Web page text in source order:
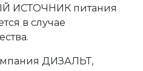
ИСТОЧНИК питания
в случае
ДИЗАЛЬТ,